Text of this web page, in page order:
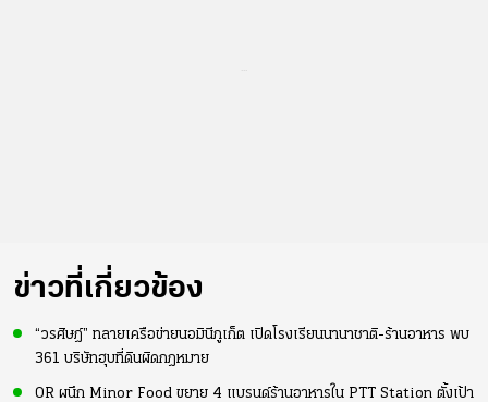
ข่าวที่เกี่ยวข้อง
“วรศิษฎ์” ทลายเครือข่ายนอมินีภูเก็ต เปิดโรงเรียนนานาชาติ-ร้านอาหาร พบ
361 บริษัทฮุบที่ดินผิดกฎหมาย
OR ผนึก Minor Food ขยาย 4 แบรนด์ร้านอาหารใน PTT Station ตั้งเป้า